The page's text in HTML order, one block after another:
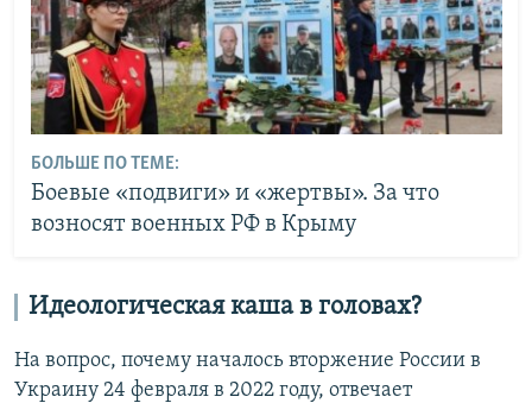
БОЛЬШЕ ПО ТЕМЕ:
Боевые «подвиги» и «жертвы». За что
возносят военных РФ в Крыму
Идеологическая каша в головах?
На вопрос, почему началось вторжение России в
Украину 24 февраля в 2022 году, отвечает